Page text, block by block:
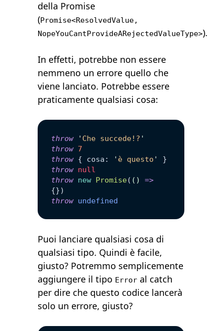
della Promise
(Promise<ResolvedValue,
NopeYouCantProvideARejectedValueType>).
In effetti, potrebbe non essere
nemmeno un errore quello che
viene lanciato. Potrebbe essere
praticamente qualsiasi cosa:
throw ' Che succede!? '
throw 7
throw { cosa: ' è questo '
}
throw null
throw new Promise( ()
=>
{})
throw undefined
Puoi lanciare qualsiasi cosa di
qualsiasi tipo. Quindi è facile,
giusto? Potremmo semplicemente
aggiungere il tipo Error al catch
per dire che questo codice lancerà
solo un errore, giusto?